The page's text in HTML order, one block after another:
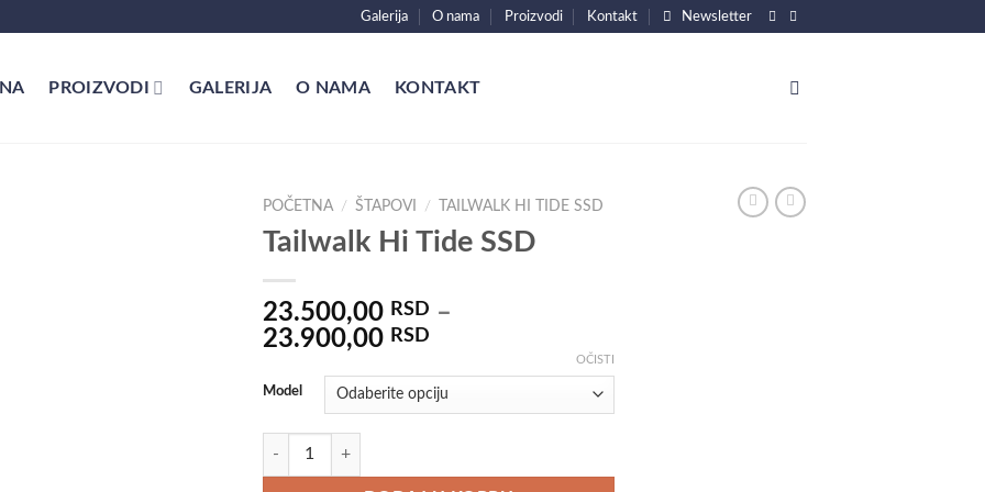
Galerija O nama Proizvodi Kontakt Newsletter
PROIZVODI GALERIJA O NAMA KONTAKT
POČETNA / ŠTAPOVI / TAILWALK HI TIDE SSD
Tailwalk Hi Tide SSD
23.500,00 RSD –
23.900,00 RSD
od
23.500,00 RSD
Model
OČISTI
Tailwalk Hi Tide SSD količina